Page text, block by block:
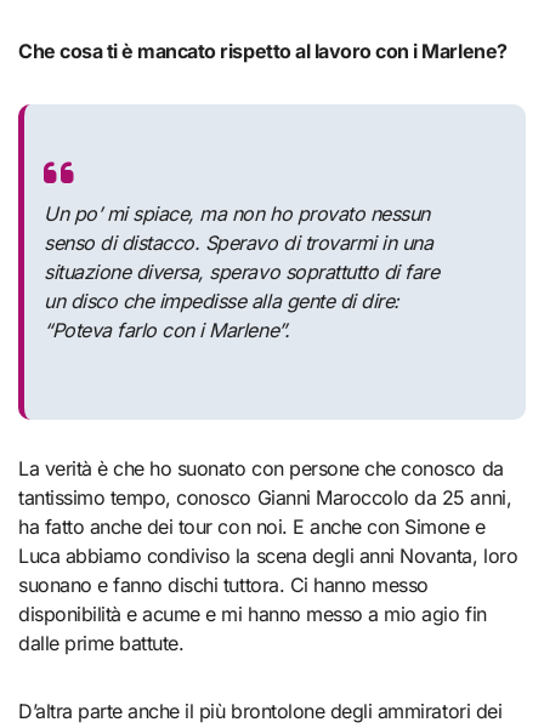
Che cosa ti è mancato rispetto al lavoro con i Marlene?
Un po’ mi spiace, ma non ho provato nessun
senso di distacco. Speravo di trovarmi in una
situazione diversa, speravo soprattutto di fare
un disco che impedisse alla gente di dire:
“Poteva farlo con i Marlene”.
La verità è che ho suonato con persone che conosco da
tantissimo tempo, conosco Gianni Maroccolo da 25 anni,
ha fatto anche dei tour con noi. E anche con Simone e
Luca abbiamo condiviso la scena degli anni Novanta, loro
suonano e fanno dischi tuttora. Ci hanno messo
disponibilità e acume e mi hanno messo a mio agio fin
dalle prime battute.
D’altra parte anche il più brontolone degli ammiratori dei